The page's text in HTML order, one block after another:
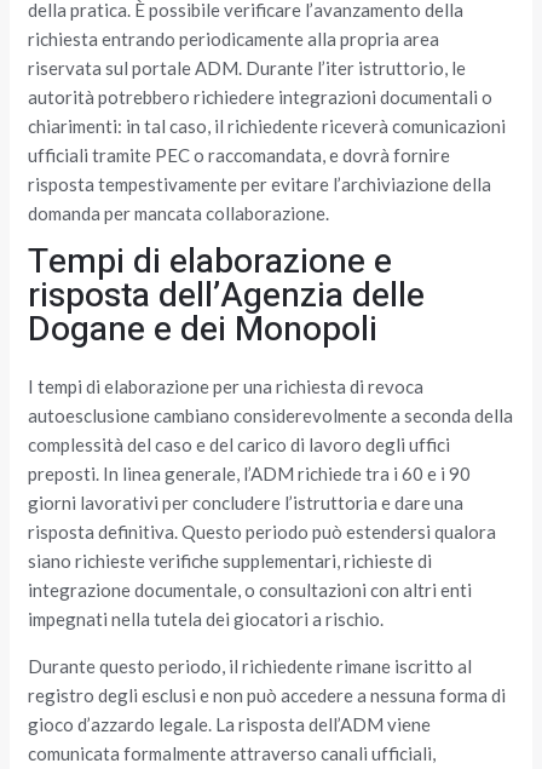
della pratica. È possibile verificare l’avanzamento della
richiesta entrando periodicamente alla propria area
riservata sul portale ADM. Durante l’iter istruttorio, le
autorità potrebbero richiedere integrazioni documentali o
chiarimenti: in tal caso, il richiedente riceverà comunicazioni
ufficiali tramite PEC o raccomandata, e dovrà fornire
risposta tempestivamente per evitare l’archiviazione della
domanda per mancata collaborazione.
Tempi di elaborazione e
risposta dell’Agenzia delle
Dogane e dei Monopoli
I tempi di elaborazione per una richiesta di revoca
autoesclusione cambiano considerevolmente a seconda della
complessità del caso e del carico di lavoro degli uffici
preposti. In linea generale, l’ADM richiede tra i 60 e i 90
giorni lavorativi per concludere l’istruttoria e dare una
risposta definitiva. Questo periodo può estendersi qualora
siano richieste verifiche supplementari, richieste di
integrazione documentale, o consultazioni con altri enti
impegnati nella tutela dei giocatori a rischio.
Durante questo periodo, il richiedente rimane iscritto al
registro degli esclusi e non può accedere a nessuna forma di
gioco d’azzardo legale. La risposta dell’ADM viene
comunicata formalmente attraverso canali ufficiali,